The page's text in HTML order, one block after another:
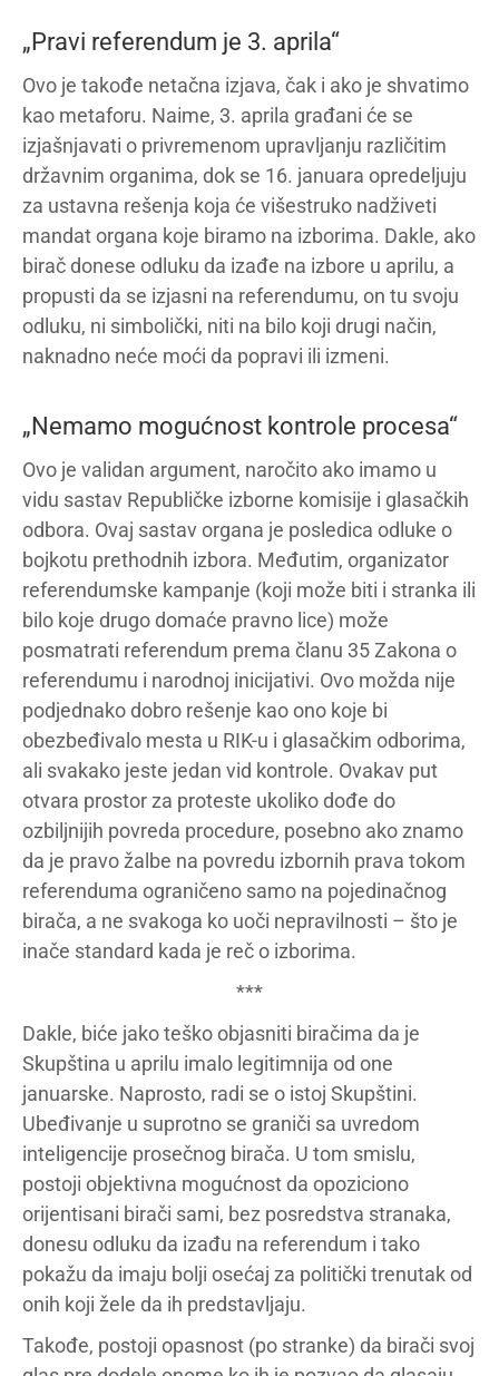
„Pravi referendum je 3. aprila“
Ovo je takođe netačna izjava, čak i ako je shvatimo
kao metaforu. Naime, 3. aprila građani će se
izjašnjavati o privremenom upravljanju različitim
državnim organima, dok se 16. januara opredeljuju
za ustavna rešenja koja će višestruko nadživeti
mandat organa koje biramo na izborima. Dakle, ako
birač donese odluku da izađe na izbore u aprilu, a
propusti da se izjasni na referendumu, on tu svoju
odluku, ni simbolički, niti na bilo koji drugi način,
naknadno neće moći da popravi ili izmeni.
„Nemamo mogućnost kontrole procesa“
Ovo je validan argument, naročito ako imamo u
vidu sastav Republičke izborne komisije i glasačkih
odbora. Ovaj sastav organa je posledica odluke o
bojkotu prethodnih izbora. Međutim, organizator
referendumske kampanje (koji može biti i stranka ili
bilo koje drugo domaće pravno lice) može
posmatrati referendum prema članu 35 Zakona o
referendumu i narodnoj inicijativi. Ovo možda nije
podjednako dobro rešenje kao ono koje bi
obezbeđivalo mesta u RIK-u i glasačkim odborima,
ali svakako jeste jedan vid kontrole. Ovakav put
otvara prostor za proteste ukoliko dođe do
ozbiljnijih povreda procedure, posebno ako znamo
da je pravo žalbe na povredu izbornih prava tokom
referenduma ograničeno samo na pojedinačnog
birača, a ne svakoga ko uoči nepravilnosti – što je
inače standard kada je reč o izborima.
***
Dakle, biće jako teško objasniti biračima da je
Skupština u aprilu imalo legitimnija od one
januarske. Naprosto, radi se o istoj Skupštini.
Ubeđivanje u suprotno se graniči sa uvredom
inteligencije prosečnog birača. U tom smislu,
postoji objektivna mogućnost da opoziciono
orijentisani birači sami, bez posredstva stranaka,
donesu odluku da izađu na referendum i tako
pokažu da imaju bolji osećaj za politički trenutak od
onih koji žele da ih predstavljaju.
Takođe, postoji opasnost (po stranke) da birači svoj